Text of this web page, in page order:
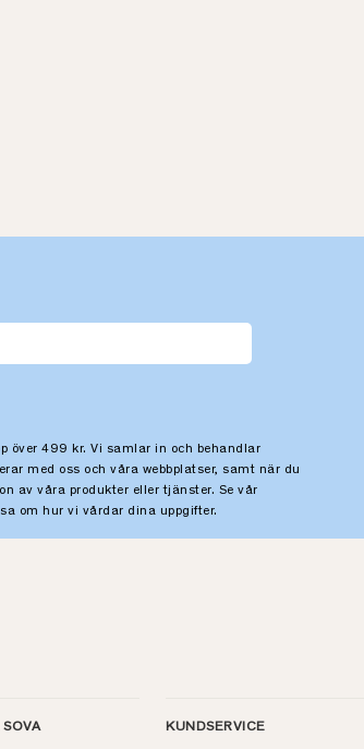
över 499 kr. Vi samlar in och behandlar
med oss och våra webbplatser, samt när du
av våra produkter eller tjänster. Se vår
om hur vi vårdar dina uppgifter.
KUNDSERVICE